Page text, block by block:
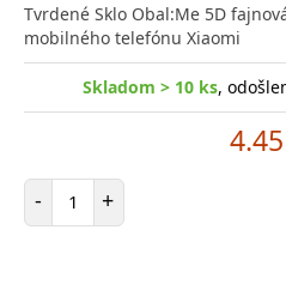
Tvrdené Sklo Obal:Me 5D
mobilného telefónu Xiaomi
Skladom > 10 ks,
- Počet položiek
+